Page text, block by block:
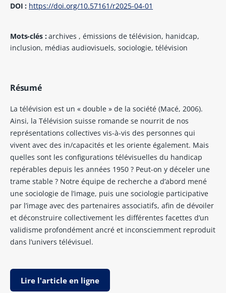
DOI : https://doi.org/10.57161/r2025-04-01
Mots-clés :archives , émissions de télévision, hanidcap,
inclusion, médias audiovisuels, sociologie, télévision
Résumé
La télévision est un « double » de la société (Macé, 2006).
Ainsi, la Télévision suisse romande se nourrit de nos
représentations collectives vis-à-vis des personnes qui
vivent avec des in/capacités et les oriente également. Mais
quelles sont les configurations télévisuelles du handicap
repérables depuis les années 1950 ? Peut-on y déceler une
trame stable ? Notre équipe de recherche a d’abord mené
une sociologie de l’image, puis une sociologie participative
par l’image avec des partenaires associatifs, afin de dévoiler
et déconstruire collectivement les différentes facettes d’un
validisme profondément ancré et inconsciemment reproduit
dans l’univers télévisuel.
Lire l'article en ligne